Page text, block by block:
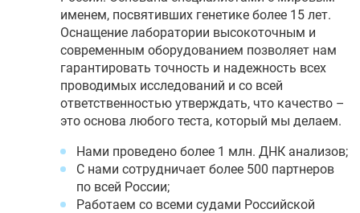
именем, посвятивших генетике более 15 лет.
Оснащение лаборатории высокоточным и
современным оборудованием позволяет нам
гарантировать точность и надежность всех
проводимых исследований и со всей
ответственностью утверждать, что качество –
это основа любого теста, который мы делаем.
Нами проведено более 1 млн. ДНК анализов;
С нами сотрудничает более 500 партнеров
по всей России;
Работаем со всеми судами Российской